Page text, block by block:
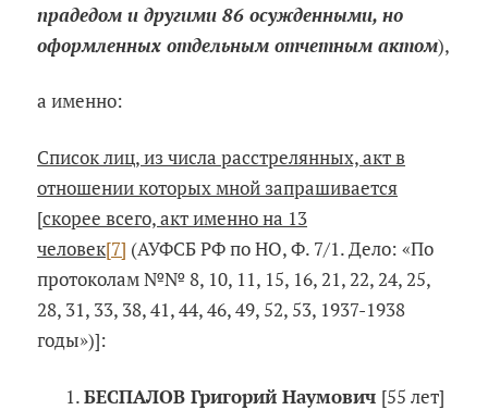
прадедом и другими 86 осужденными, но
оформленных отдельным отчетным актом),
а именно:
Список лиц, из числа расстрелянных, акт в
отношении которых мной запрашивается
[скорее всего, акт именно на 13
человек[7] (АУФСБ РФ по НО, Ф. 7/1. Дело: «По
протоколам №№ 8, 10, 11, 15, 16, 21, 22, 24, 25,
28, 31, 33, 38, 41, 44, 46, 49, 52, 53, 1937-1938
годы»)]:
БЕСПАЛОВ Григорий Наумович [55 лет]